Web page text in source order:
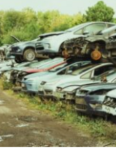
snabbt och somrarna
bjuda på både regn och
hetta, behöver bilägare
ha koll på lagar, vä...